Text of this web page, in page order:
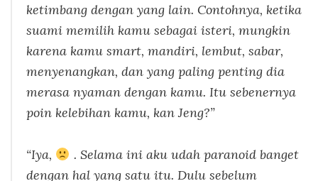
ketimbang dengan yang lain. Contohnya, ketika
suami memilih kamu sebagai isteri, mungkin
karena kamu smart, mandiri, lembut, sabar,
menyenangkan, dan yang paling penting dia
merasa nyaman dengan kamu. Itu sebenernya
poin kelebihan kamu, kan Jeng?”
“Iya,
. Selama ini aku udah paranoid banget
dengan hal yang satu itu. Dulu sebelum